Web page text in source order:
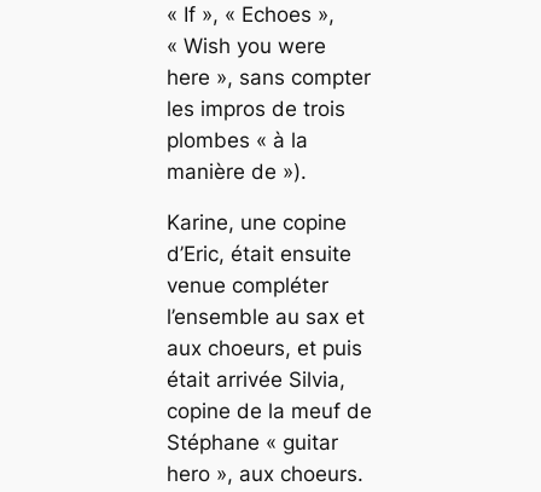
« If », « Echoes »,
« Wish you were
here », sans compter
les impros de trois
plombes « à la
manière de »).
Karine, une copine
d’Eric, était ensuite
venue compléter
l’ensemble au sax et
aux choeurs, et puis
était arrivée Silvia,
copine de la meuf de
Stéphane « guitar
hero », aux choeurs.